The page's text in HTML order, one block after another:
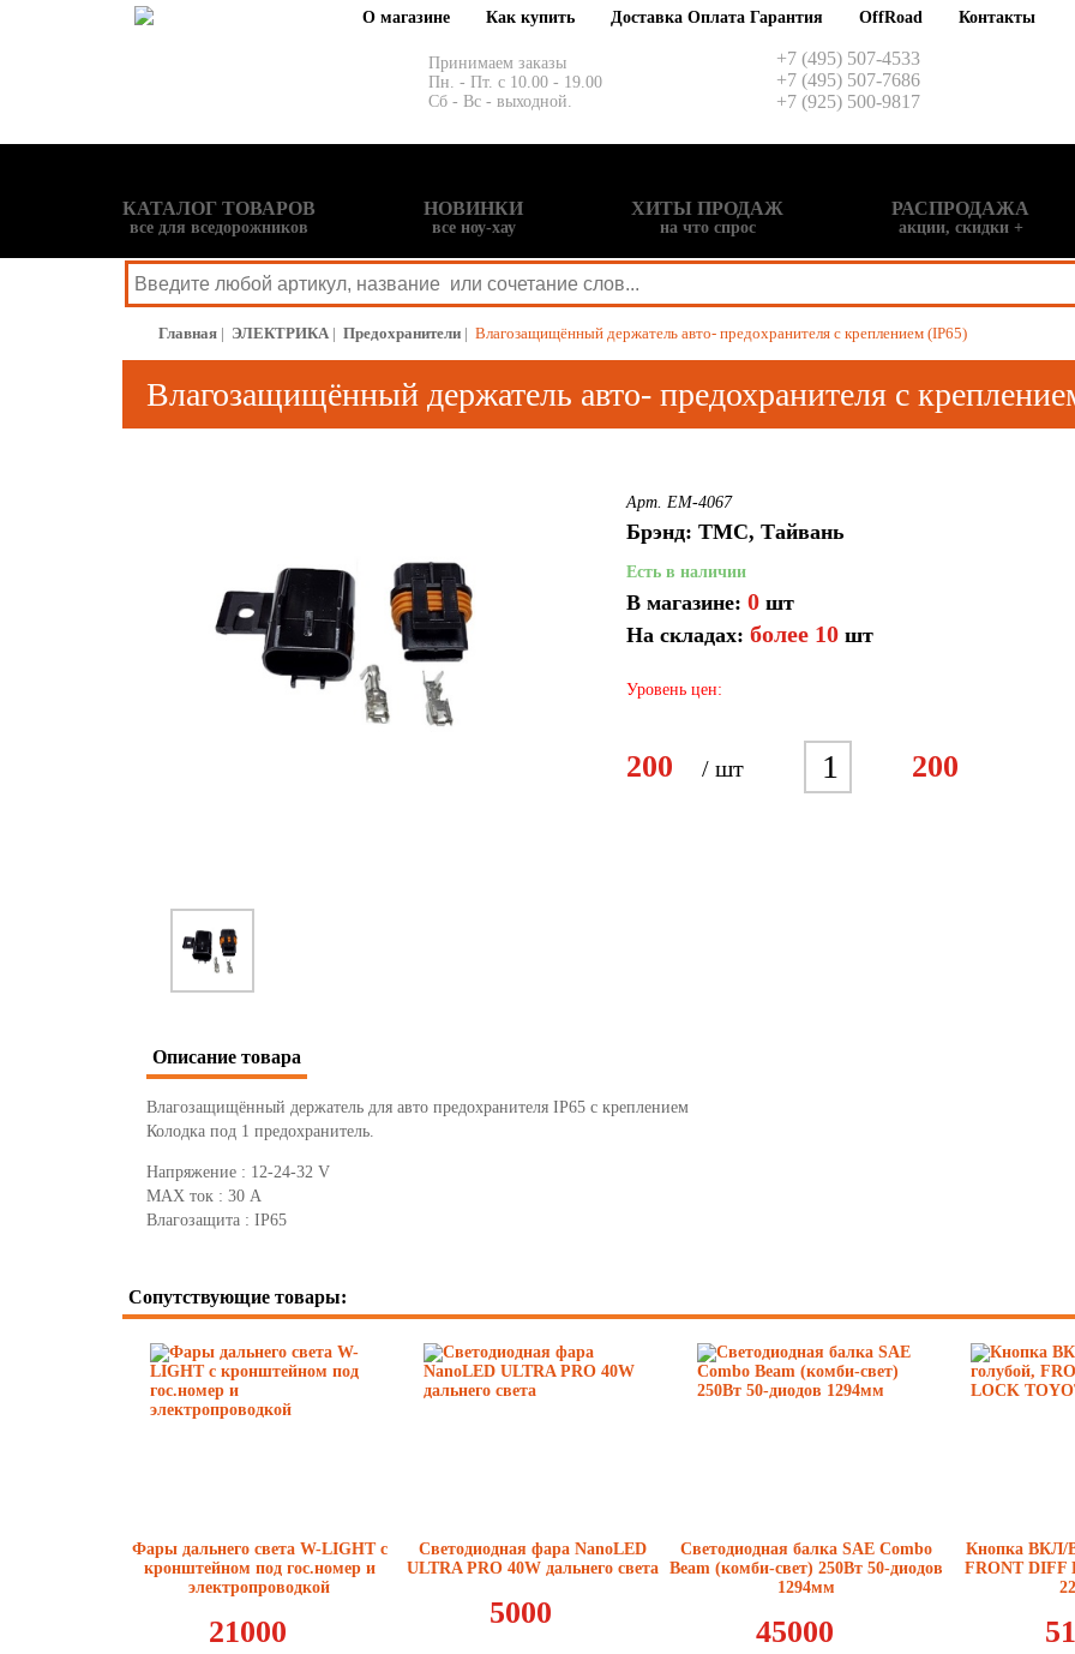
О магазине Как купить Доставка Оплата Гарантия OffRoad Контакты
Принимаем заказы
Пн. - Пт. с 10.00 - 19.00
Сб - Вс - выходной.
+7 (495) 507-4533
+7 (495) 507-7686
+7 (925) 500-9817
КАТАЛОГ ТОВАРОВ
все для вседорожников
НОВИНКИ
все ноу-хау
ХИТЫ ПРОДАЖ
на что спрос
РАСПРОДАЖА
акции, скидки +
Главная | ЭЛЕКТРИКА | Предохранители | Влагозащищённый держатель авто- предохранителя с креплением (IP65)
Влагозащищённый держатель авто- предохранителя с
Hover to zoom
Арт. EM-4067
Брэнд: TMC, Тайвань
Есть в наличии
В магазине: 0 шт
На складах: более 10 шт
Уровень цен:
200 / шт
1
13
14
17
18
19
200
Описание товара
Влагозащищённый держатель для авто предохранителя IP65 с креплением
Колодка под 1 предохранитель.
Напряжение : 12-24-32 V
MAX ток : 30 А
Влагозащита : IP65
Сопутствующие товары:
Фары дальнего света W-LIGHT с
кронштейном под гос.номер и
электропроводкой
21000
Светодиодная фара NanoLED
ULTRA PRO 40W дальнего света
5000
Светодиодная балка SAE Combo
Beam (комби-свет) 250Вт 50-диодов
1294мм
45000
Кнопка ВКЛ/
FRONT DIFF